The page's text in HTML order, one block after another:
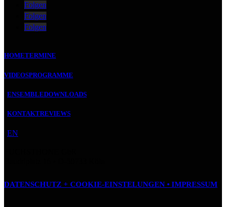
Folgen
Folgen
Folgen
HOMETERMINE
VIDEOSPROGRAMME
ENSEMBLEDOWNLOADS
KONTAKTREVIEWS
EN
DATENSCHUTZ + COOKIE-EINSTELUNGEN • IMPRESSUM